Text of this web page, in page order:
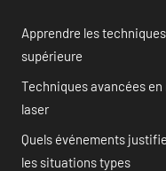
Apprendre les
supérieure
Techniques avancées
laser
Quels événements
les situations types